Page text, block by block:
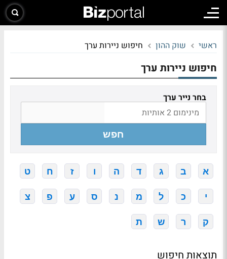
ראשי שוק ההון חיפוש ניירות ערך
חיפוש ניירות ערך
בחר נייר ערך
חפש
א ב ג ד ה ו ז ח ט
י כ ל מ נ ס ע פ צ
ק ר ש ת
תוצאות חיפוש